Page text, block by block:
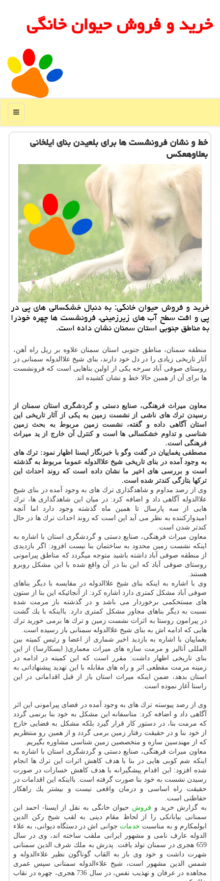
خرید و فروش حیوان خانگی
منو
خط و نشان فرونشست ها برای بلعیدن بنای ایلخانی
بعلاوهعكس
خرید و فروش حیوان خانگی: به دنبال خشكسالی های پی در
پی و افت سطح آب های زیرزمینی، فرونشست ها چهره خودرا
به مناطق جنوبی استان سمنان نشان داده است.
منطقه سمنان، مناطق جنوبی استان سمنان علاوه بر ریل راه آهن،
آثار تاریخی زیادی را در دل خود دارند، بنای شیخ علاالدوله سمنانی در
روستای صوفی آباد سرخه یكی از اولین بناهایی است كه فرونشست
ها برای آن از همین حالا خط و نشان كشیده اند.
معاون میراث فرهنگی، صنایع دستی و گردشگری استان سمنان از
رسیدن ترك های ناشی از نشست زمین به یكی از آثار تاریخی این
استان آگاهی داده و گفته، نشست زمین مربوط به بحث زمین
شناسی و تداوم خشكسالی ها است و كنترل آن خارج از ید میراث
فرهنگی است.
مصطفی یغماییان در گفت وگو با خبرنگار ایسنا اظهار نمود: ترك های
به وجود آمده در بنای تاریخی شیخ علاالدوله عموما مربوط به گذشته
است و بررسی های اخیر ما نشان داده است كه روند احداث این
تركها بتازگی كندتر شده است.
وی از رصد مداوم و شاهدگذاری ترك های به وجود آمده در بنای شیخ
علاالدوله آگاهی داد و اضافه كرد: در میان این شاهدگذاری ها، ترك
هایی از سه پارسال تا همین ماه گذشته وجود دارد اما آنچه
امیدواركننده به نظر می آید این است كه روند احداث ترك ها در حال
كندتر شدن است.
معاون میراث فرهنگی، صنایع دستی و گردشگری استان با اشاره به
اینكه نشست زمین محدود به ساختمان بنا نیست افزود: اگر بازدیدی
از منطقه صوفی آباد داشته باشید متوجه میگردد كه مناطق پیرامونی
روستای صوفی آباد كه این بنا در آن واقع شده با این مشكل روبرو
هستند.
وی با اشاره به اینكه بنای شیخ علاالدوله در مقایسه با دیگر بناهای
صوفی آباد مشكل كمتری دارد اشاره كرد: از آنجائیكه این بنا از ستون
های مستحكمی برخوردار می باشد و در گذشته باز مرمت شده
نسبت به دیگر بناهای مجاور مشكل كمتری دارد. بااینكه با یك گشت
در پیرامون روستا به اثراث نشست زمین و ترك ها برمی خورید ترك
هایی كه ادامه اش به بنای شیخ علاالدوله سمنانی باز رسیده است.
یغماییان با اشاره به بازدید اخیر شماری از اعضا و رئیس كمیته بین
المللی آنالیز و مرمت سازه های میراث معماری( ایسكارسا) از این
بنای تاریخی اظهار داشت: مقرر است كه این كمیته در ادامه در
زمینه مرمت مقطعی اثر و راه های مقابله با این تهدید پیشنهاداتی به
استان بدهد، ضمن اینكه میراث استان باز از قبل اقداماتی در این
راستا آغاز نموده است.
وی از رصد پیوسته ترك های به وجود آمده در فضای پیرامونی این اثر
آگاهی داد و اضافه كرد: متاسفانه این مشكل به خود بنا برنمی گردد
كه مرمت بنا، در دستور كار قرار گیرد بلكه مشكل به فضایی خارج
از خود بنا و در حقیقت رفتار زمین برمی گردد و از همین رو منتظریم
كه از مهندسین سازه و متخصصین زمین شناسی مشاوره بگیریم.
معاون میراث فرهنگی، صنایع دستی و گردشگری استان با اشاره به
اینكه شم كوبی هایی در بنا با هدف كاهش اثرات این ترك ها انجام
شده افزود: این اقدام پیشگیرانه با هدف كاهش خسارات در صورت
رسیدن نشست به خود بنا صورت گرفته است. بااینكه این اقدامات در
حقیقت راه اساسی و درمان واقعی نیست و بیشتر یك راهكار
حفاظتی است.
به گزارش خرید و فروش حیوان خانگی به نقل از ایسنا- احمد ابن
سمنانی بیابانكی را از لحاظ مقام دینی به لقب شیخ ركن الدین
ابولمكارم و به مناسبت خدمات جوانی اش در دستگاه دیوانی، به علاء
الدوله عارف نامی و مشهور ایرانی ملقب ساخته اند، وی در سال
659 هجری در سمنان تولد یافت. پدرش به ملك شرف الدین سمنانی
شهرت داشت و خود وی باز به القاب گوناگون نظیر علاءالدوله و
شمس الدین مشهور است، شیخ علاءالدوله سمنانی سپس عمری
مجاهده در عرفان و تهذیب نفس، در سال 736 هجری، چهره در نقاب